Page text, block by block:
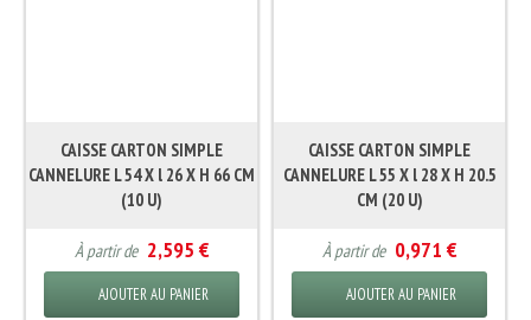
CAISSE CARTON SIMPLE
CANNELURE L 54 X l 26 X H 66 CM
(10 U)
À partir de 2,595 €
AJOUTER AU PANIER
CAISSE CARTON SIMPLE
CANNELURE L 55 X l 28 X H 20.5
CM (20 U)
À partir de 0,971 €
AJOUTER AU PANIER